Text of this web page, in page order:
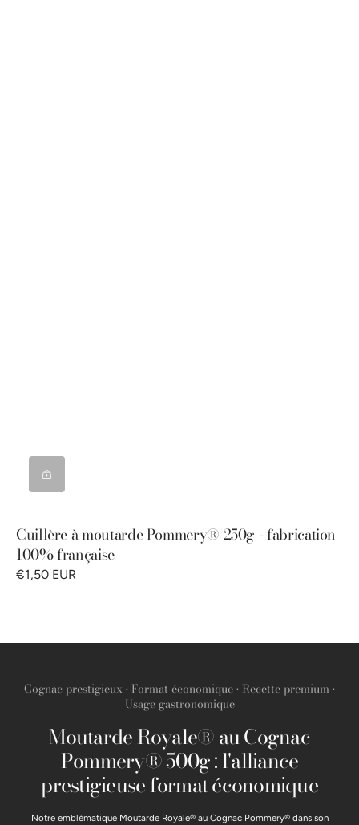
Cuillère à moutarde Pommery® 250g - fabrication
100% française
€1,50 EUR
Cognac prestigieux • Format économique • Recette premium •
Usage gastronomique
Moutarde Royale® au Cognac
Pommery® 500g : l'alliance
prestigieuse format économique
Notre emblématique Moutarde Royale® au Cognac Pommery® dans son